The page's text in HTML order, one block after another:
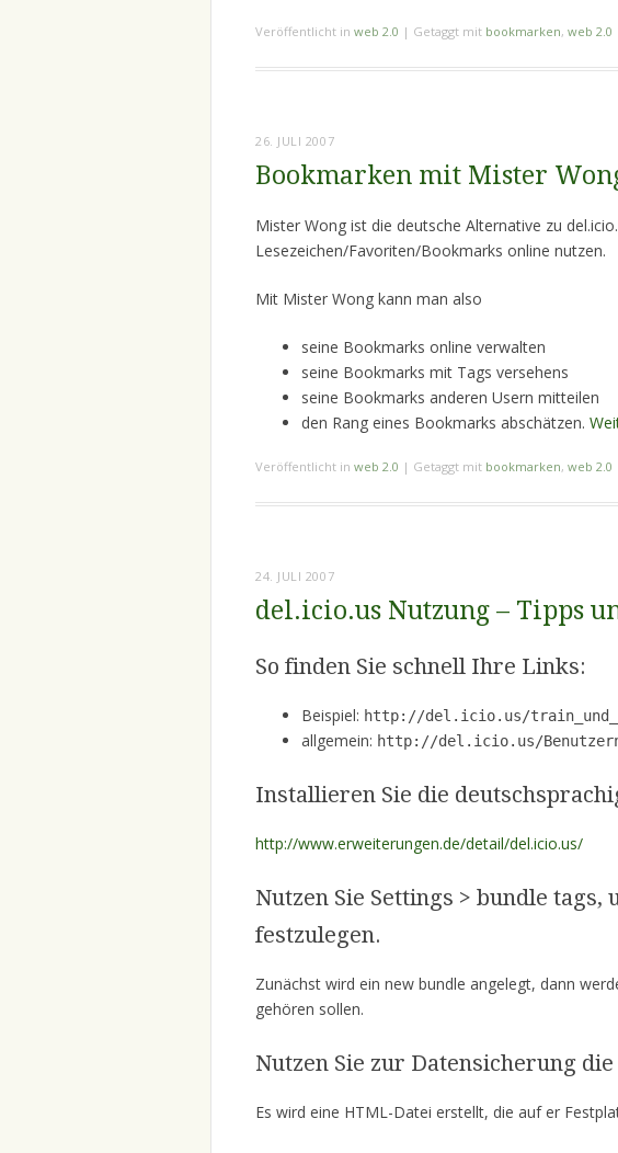
Veröffentlicht in web 2.0 | Getaggt mit bookmarken, web 2.0
26. JULI 2007
Bookmarken mit Mister
Mister Wong ist die deutsche Alternative zu
Lesezeichen/Favoriten/Bookmarks online nutzen.
Mit Mister Wong kann man also
seine Bookmarks online verwalten
seine Bookmarks mit Tags versehens
seine Bookmarks anderen Usern mitteilen
den Rang eines Bookmarks abschätzen.
Veröffentlicht in web 2.0 | Getaggt mit bookmarken, web 2.0
24. JULI 2007
del.icio.us Nutzung – Tipps
So finden Sie schnell Ihre Links:
Beispiel: http://del.icio.us/
allgemein: http://del.icio.us/
Installieren Sie die
http://www.erweiterungen.de/detail/del.icio.us/
Nutzen Sie Settings > bundle
festzulegen.
Zunächst wird ein new bundle angelegt, dann
gehören sollen.
Nutzen Sie zur Datensicherung
Es wird eine HTML-Datei erstellt, die auf er